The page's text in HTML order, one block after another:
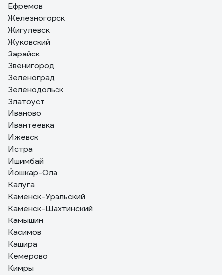
Ефремов
Железногорск
Жигулевск
Жуковский
Зарайск
Звенигород
Зеленоград
Зеленодольск
Златоуст
Иваново
Ивантеевка
Ижевск
Истра
Ишимбай
Йошкар-Ола
Калуга
Каменск-Уральский
Каменск-Шахтинский
Камышин
Касимов
Кашира
Кемерово
Кимры